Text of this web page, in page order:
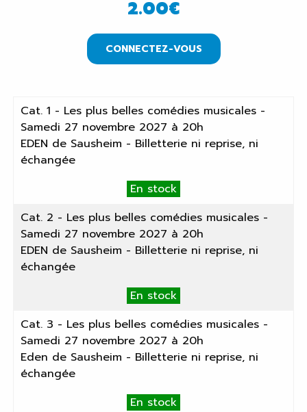
2.00€
CONNECTEZ-VOUS
Cat. 1 - Les plus belles comédies musicales -
Samedi 27 novembre 2027 à 20h
EDEN de Sausheim - Billetterie ni reprise, ni
échangée
En stock
Cat. 2 - Les plus belles comédies musicales -
Samedi 27 novembre 2027 à 20h
EDEN de Sausheim - Billetterie ni reprise, ni
échangée
En stock
Cat. 3 - Les plus belles comédies musicales -
Samedi 27 novembre 2027 à 20h
Eden de Sausheim - Billetterie ni reprise, ni
échangée
En stock